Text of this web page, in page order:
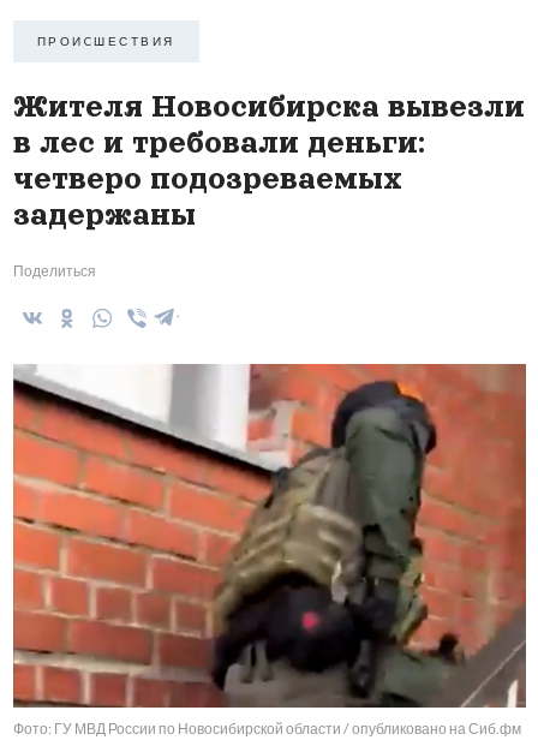
ПРОИCШЕСТВИЯ
Жителя Новосибирска вывезли
в лес и требовали деньги:
четверо подозреваемых
задержаны
Поделиться
Фото: ГУ МВД России по Новосибирской области / опубликовано на Сиб.фм